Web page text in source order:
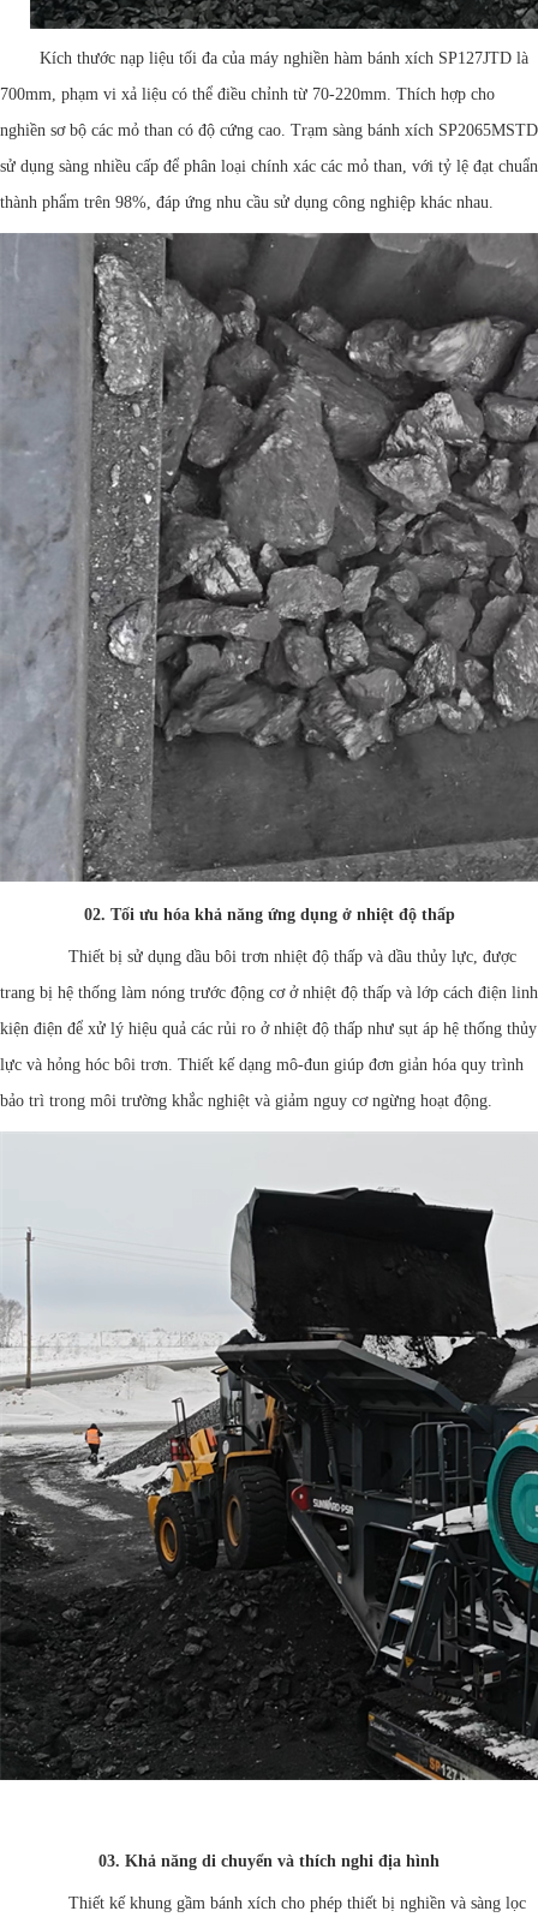
Kích thước nạp liệu tối đa của máy nghiền hàm bánh xích SP127JTD là
700mm, phạm vi xả liệu có thể điều chỉnh từ 70-220mm. Thích hợp cho
nghiền sơ bộ các mỏ than có độ cứng cao. Trạm sàng bánh xích SP2065MSTD
sử dụng sàng nhiều cấp để phân loại chính xác các mỏ than, với tỷ lệ đạt chuẩn
thành phẩm trên 98%, đáp ứng nhu cầu sử dụng công nghiệp khác nhau.
02. Tối ưu hóa khả năng ứng dụng ở nhiệt độ thấp
Thiết bị sử dụng dầu bôi trơn nhiệt độ thấp và dầu thủy lực, được
trang bị hệ thống làm nóng trước động cơ ở nhiệt độ thấp và lớp cách điện linh
kiện điện để xử lý hiệu quả các rủi ro ở nhiệt độ thấp như sụt áp hệ thống thủy
lực và hỏng hóc bôi trơn. Thiết kế dạng mô-đun giúp đơn giản hóa quy trình
bảo trì trong môi trường khắc nghiệt và giảm nguy cơ ngừng hoạt động.
03. Khả năng di chuyển và thích nghi địa hình
Thiết kế khung gầm bánh xích cho phép thiết bị nghiền và sàng lọc